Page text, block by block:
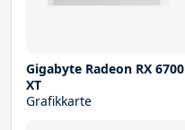
Gigabyte Radeon RX 6700
XT
Grafikkarte